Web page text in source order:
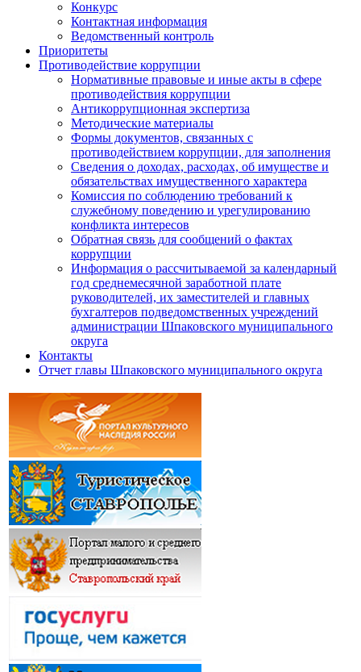
Конкурс
Контактная информация
Ведомственный контроль
Приоритеты
Противодействие коррупции
Нормативные правовые и иные акты в сфере
противодействия коррупции
Антикоррупционная экспертиза
Методические материалы
Формы документов, связанных с
противодействием коррупции, для заполнения
Сведения о доходах, расходах, об имуществе и
обязательствах имущественного характера
Комиссия по соблюдению требований к
служебному поведению и урегулированию
конфликта интересов
Обратная связь для сообщений о фактах
коррупции
Информация о рассчитываемой за календарный
год среднемесячной заработной плате
руководителей, их заместителей и главных
бухгалтеров подведомственных учреждений
администрации Шпаковского муниципального
округа
Контакты
Отчет главы Шпаковского муниципального округа